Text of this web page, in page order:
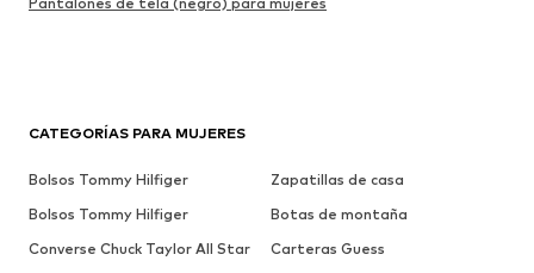
CATEGORÍAS PARA MUJERES
Bolsos Tommy Hilfiger
Zapatillas de casa
Bolsos Tommy Hilfiger
Botas de montaña
Converse Chuck Taylor All Star
Carteras Guess